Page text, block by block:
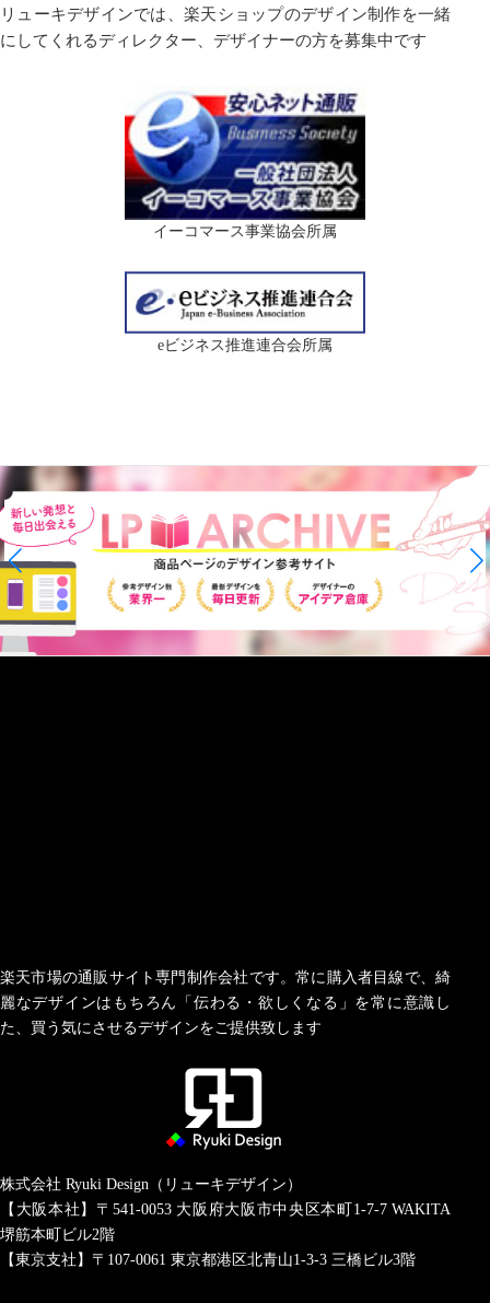
リューキデザインでは、楽天ショップのデザイン制作を一緒
にしてくれるディレクター、デザイナーの方を募集中です
イーコマース事業協会所属
eビジネス推進連合会所属
楽天市場の通販サイト専門制作会社です。常に購入者目線で、綺
麗なデザインはもちろん「伝わる・欲しくなる」を常に意識し
た、買う気にさせるデザインをご提供致します
株式会社 Ryuki Design（リューキデザイン）
【大阪本社】〒541-0053大阪府大阪市中央区本町1-7-7 WAKITA
堺筋本町ビル2階
【東京支社】〒107-0061 東京都港区北青山1-3-3 三橋ビル3階